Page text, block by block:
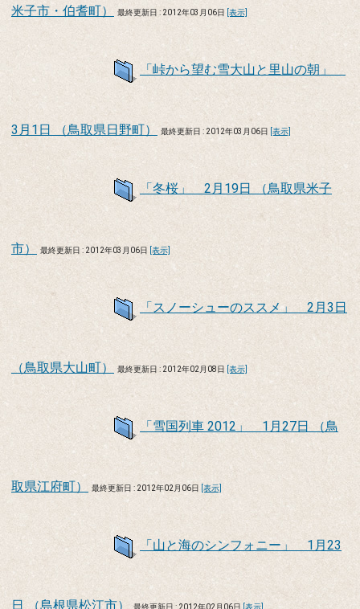
米子市・伯耆町） 最終更新日 : 2012年03月06日 [表示]
「峠から望む雪大山と里山の朝」
3月1日 （鳥取県日野町） 最終更新日 : 2012年03月06日 [表示]
「冬桜」 2月19日 （鳥取県米子
市） 最終更新日 : 2012年03月06日 [表示]
「スノーシューのススメ」 2月3日
（鳥取県大山町） 最終更新日 : 2012年02月08日 [表示]
「雪国列車 2012」 1月27日 （鳥
取県江府町） 最終更新日 : 2012年02月06日 [表示]
「山と海のシンフォニー」 1月23
日 （島根県松江市） 最終更新日 : 2012年02月06日 [表示]